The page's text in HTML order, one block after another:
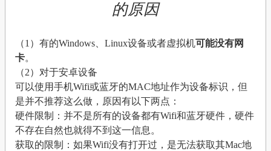
的原因
（1）有的Windows、Linux设备或者虚拟机可能没有网
卡。
（2）对于安卓设备
可以使用手机Wifi或蓝牙的MAC地址作为设备标识，但
是并不推荐这么做，原因有以下两点：
硬件限制：并不是所有的设备都有Wifi和蓝牙硬件，硬件
不存在自然也就得不到这一信息。
获取的限制：如果Wifi没有打开过，是无法获取其Mac地